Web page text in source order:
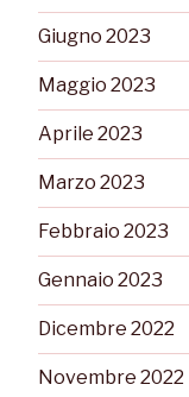
Giugno 2023
Maggio 2023
Aprile 2023
Marzo 2023
Febbraio 2023
Gennaio 2023
Dicembre 2022
Novembre 2022